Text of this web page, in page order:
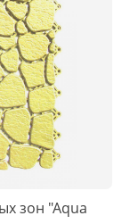
зон "Aqua